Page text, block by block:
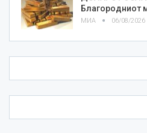
Благородниот
МИА 06/08/2026